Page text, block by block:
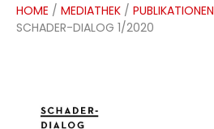
HOME / MEDIATHEK / PUBLIKATIONEN
SCHADER-DIALOG 1/2020